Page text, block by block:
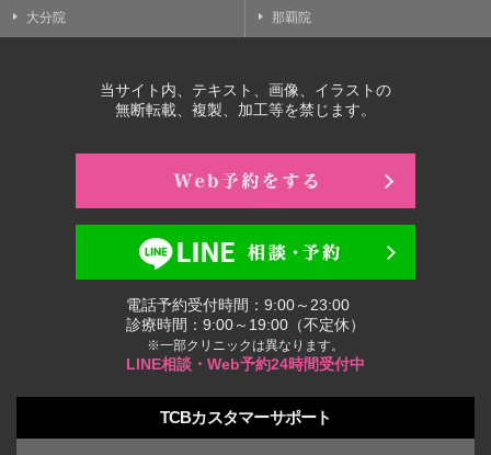
大分院 那覇院
当サイト内、テキスト、画像、イラストの
無断転載、複製、加工等を禁じます。
電話予約受付時間：9:00～23:00
診療時間：9:00～19:00（不定休）
※一部クリニックは異なります。
LINE相談・Web予約24時間受付中
TCBカスタマーサポート